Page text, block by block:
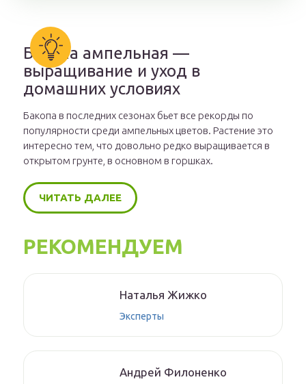
Бакопа ампельная —
выращивание и уход в
домашних условиях
Бакопа в последних сезонах бьет все рекорды по
популярности среди ампельных цветов. Растение это
интересно тем, что довольно редко выращивается в
открытом грунте, в основном в горшках.
ЧИТАТЬ ДАЛЕЕ
РЕКОМЕНДУЕМ
Нaтaлья Жижкo
Эксперты
Aндрeй Филoнeнкo